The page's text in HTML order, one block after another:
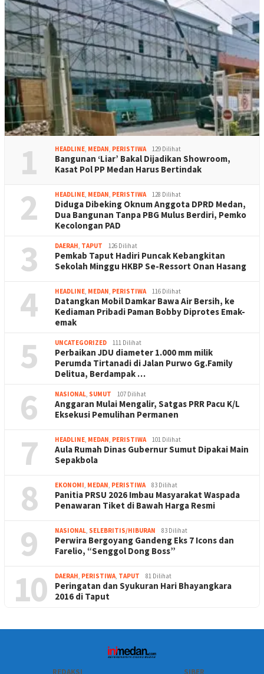
1 HEADLINE, MEDAN, PERISTIWA 129 Dilihat
Bangunan ‘Liar’ Bakal Dijadikan Showroom,
Kasat Pol PP Medan Harus Bertindak
2 HEADLINE, MEDAN, PERISTIWA 128 Dilihat
Diduga Dibeking Oknum Anggota DPRD Medan,
Dua Bangunan Tanpa PBG Mulus Berdiri, Pemko
Kecolongan PAD
3 DAERAH, TAPUT 126 Dilihat
Pemkab Taput Hadiri Puncak Kebangkitan
Sekolah Minggu HKBP Se-Ressort Onan Hasang
4 HEADLINE, MEDAN, PERISTIWA 116 Dilihat
Datangkan Mobil Damkar Bawa Air Bersih, ke
Kediaman Pribadi Paman Bobby Diprotes Emak-
emak
5 UNCATEGORIZED 111 Dilihat
Perbaikan JDU diameter 1.000 mm milik
Perumda Tirtanadi di Jalan Purwo Gg.Family
Delitua, Berdampak …
6 NASIONAL, SUMUT 107 Dilihat
Anggaran Mulai Mengalir, Satgas PRR Pacu K/L
Eksekusi Pemulihan Permanen
7 HEADLINE, MEDAN, PERISTIWA 101 Dilihat
Aula Rumah Dinas Gubernur Sumut Dipakai Main
Sepakbola
8 EKONOMI, MEDAN, PERISTIWA 83 Dilihat
Panitia PRSU 2026 Imbau Masyarakat Waspada
Penawaran Tiket di Bawah Harga Resmi
9 NASIONAL, SELEBRITIS/HIBURAN 83 Dilihat
Perwira Bergoyang Gandeng Eks 7 Icons dan
Farelio, “Senggol Dong Boss”
10 DAERAH, PERISTIWA, TAPUT 81 Dilihat
Peringatan dan Syukuran Hari Bhayangkara
2016 di Taput
REDAKSI SIBER